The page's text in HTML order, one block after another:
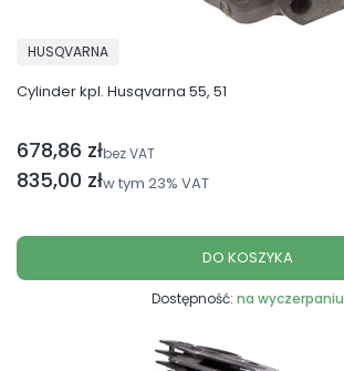
Cylinder kpl. Husqvarna 55, 51
PRODUCENT
HUSQVARNA
Cena brutto
835,00 złw tym 23% VAT
Cena netto
678,86 złbez VAT
DO KOSZYKA
Dostępność: na wyczerpaniu